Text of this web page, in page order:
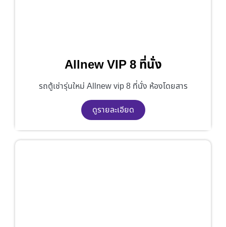
Allnew VIP 8 ที่นั่ง
รถตู้เช่ารุ่นใหม่ Allnew vip 8 ที่นั่ง ห้องโดยสาร
ดูรายละเอียด